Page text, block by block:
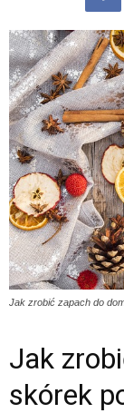
Jak zrobić zapach do
Jak
skórek